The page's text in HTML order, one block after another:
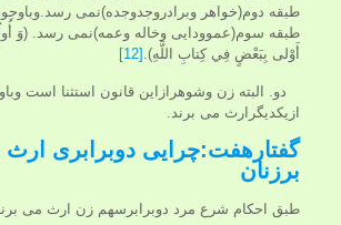
طبقه دوم(خواهر وبرادروجدوجده)نمی
طبقه سوم(عموودایی وخاله وعمه)نمی رسد. (وَ
أَوْلى‏ بِبَعْضٍ فِي كِتابِ اللَّهِ). [12]
دو. البته زن وشوهرازاین قانون استثنا است
ازیکدیگرارث می برند.
گفتارهفت:چرایی دوبرابری ارث
برزنان
طبق احکام شرع مرد دوبرابرسهم زن ارث می